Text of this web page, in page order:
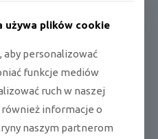
l/h 1,5
wewnętrzna
m3
m3
/h
dB
używa plików cookie
aby personalizować
funkcje mediów
ruch w naszej
informacje o
naszym partnerom